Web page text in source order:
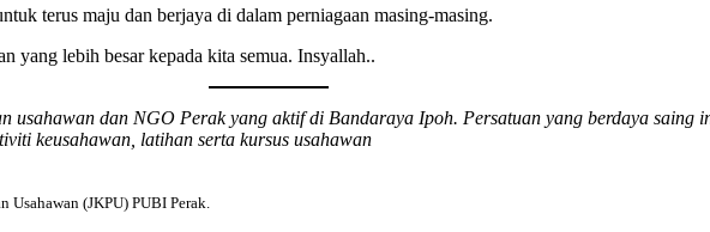
terus maju dan berjaya di dalam perniagaan masing-masing.
yang lebih besar kepada kita semua. Insyallah..
usahawan dan NGO Perak yang aktif di Bandaraya Ipoh. Persatuan yang berdaya saing
keusahawan, latihan serta kursus usahawan
Usahawan (JKPU) PUBI Perak.